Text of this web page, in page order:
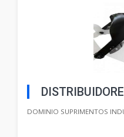
DOMINIO SUPRIMENTOS